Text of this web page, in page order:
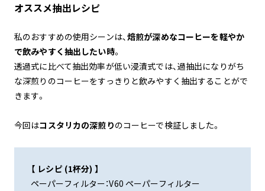
オススメ抽出レシピ
私のおすすめの使用シーンは、 焙煎が深めなコーヒーを軽やか
で飲みやすく抽出したい時。
透過式に比べて抽出効率が低い浸漬式では、過抽出になりがち
な深煎りのコーヒーをすっきりと飲みやすく抽出することがで
きます。
今回はコスタリカの深煎りのコーヒーで検証しました。
【 レシピ (1杯分) 】
ペーパーフィルター：V60 ペーパーフィルター